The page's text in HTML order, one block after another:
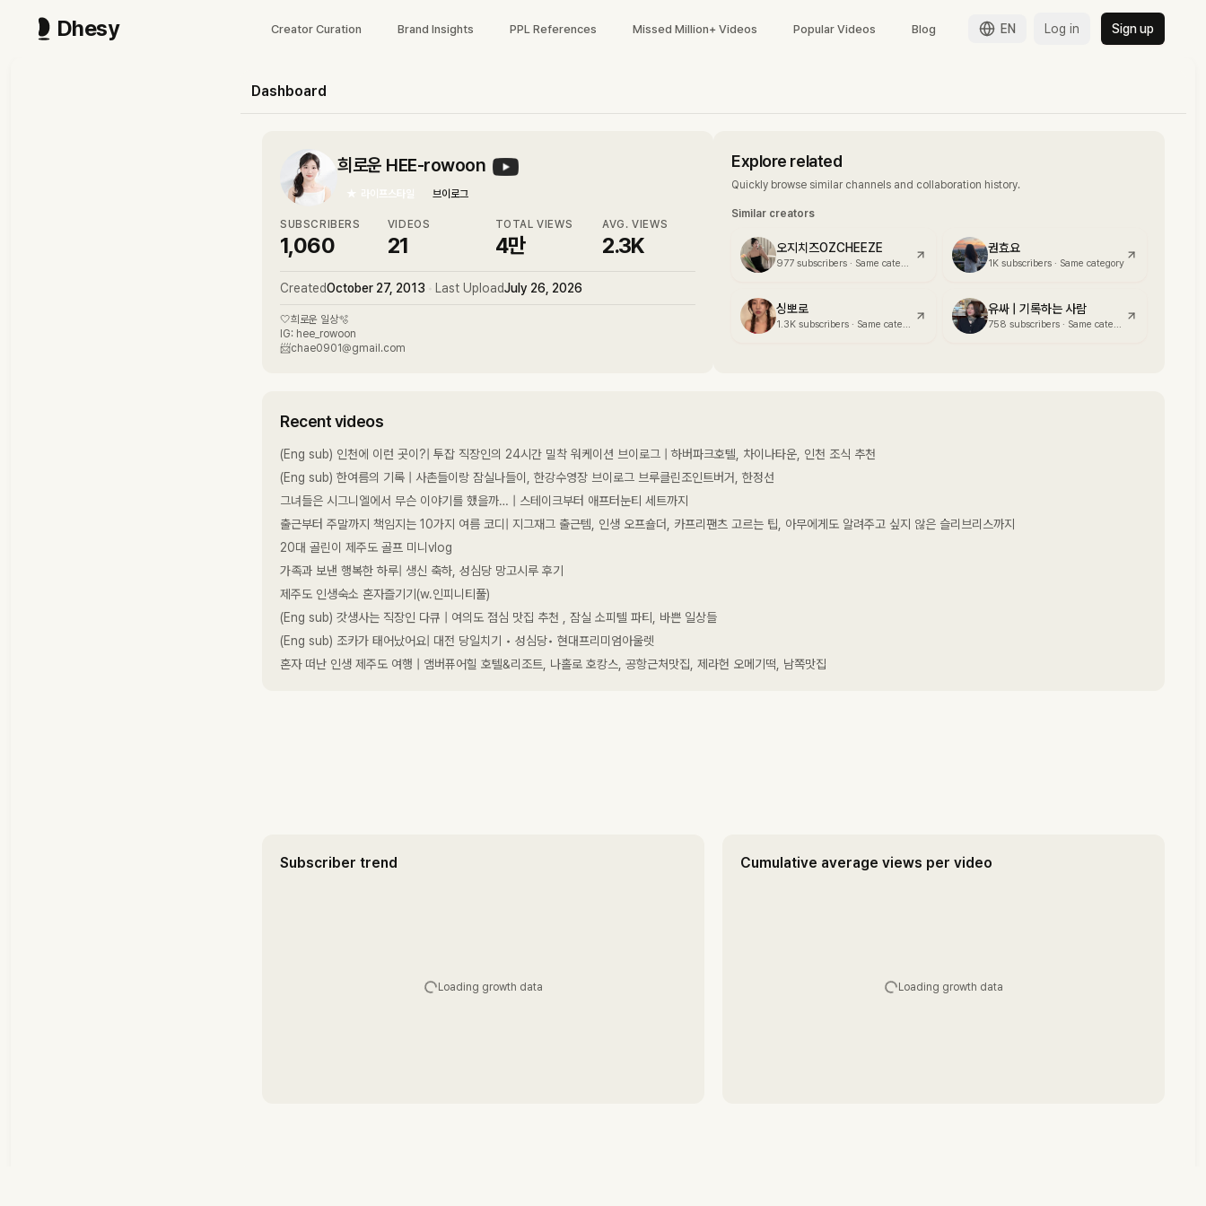
Dhesy Creator Curation Brand Insights PPL References Missed Million+ Videos Popular Videos Blog EN Log in Sign up
Dashboard
희로운 HEE-rowoon
★ 라이프스타일 브이로그
SUBSCRIBERS
1,060
VIDEOS
21
TOTAL VIEWS
4만
AVG. VIEWS
2.3K
CreatedOctober 27, 2013 Last UploadJuly 26, 2026
🤍희로운 일상🫧
IG: hee_rowoon
📨chae0901@gmail.com
Explore related
Quickly browse similar channels and collaboration history.
Similar creators
오지치즈OZCHEEZE
977 subscribers · Same category
권효요
1K subscribers· Same category
싱뽀로
1.3K subscribers · Same category
유싸 | 기록하는 사람
758 subscribers· Same category
Recent videos
(Eng sub) 인천에 이런 곳이?| 투잡 직장인의 24시간 밀착 워케이션 브이로그 | 하버파크호텔, 차이나타운, 인천 조식 추천
(Eng sub) 한여름의 기록 | 사촌들이랑 잠실나들이, 한강수영장 브이로그 브루클린조인트버거, 한정선
그녀들은 시그니엘에서 무슨 이야기를 했을까… | 스테이크부터 애프터눈티 세트까지
출근부터 주말까지 책임지는 10가지 여름 코디| 지그재그 출근템, 인생 오프숄더, 카프리팬츠 고르는 팁, 아무에게도 알려주고 싶지 않은 슬리브리스까지
20대 골린이 제주도 골프 미니vlog
가족과 보낸 행복한 하루| 생신 축하, 성심당 망고시루 후기
제주도 인생숙소 혼자즐기기(w.인피니티풀)
(Eng sub) 갓생사는 직장인 다큐 | 여의도 점심 맛집 추천 , 잠실 소피텔 파티, 바쁜 일상들
(Eng sub) 조카가 태어났어요| 대전 당일치기 • 성심당• 현대프리미엄아울렛
혼자 떠난 인생 제주도 여행 | 앰버퓨어힐 호텔&리조트, 나홀로 호캉스, 공항근처맛집, 제라헌 오메기떡, 남쪽맛집
Subscriber trend
Loading growth data
Cumulative average views per video
Loading growth data